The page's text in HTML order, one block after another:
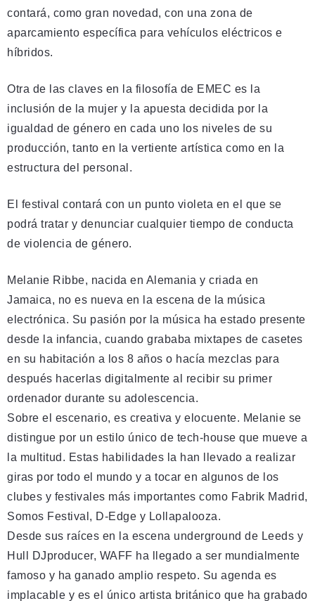
contará, como gran novedad, con una zona de
aparcamiento específica para vehículos eléctricos e
híbridos.
Otra de las claves en la filosofía de EMEC es la
inclusión de la mujer y la apuesta decidida por la
igualdad de género en cada uno los niveles de su
producción, tanto en la vertiente artística como en la
estructura del personal.
El festival contará con un punto violeta en el que se
podrá tratar y denunciar cualquier tiempo de conducta
de violencia de género.
Melanie Ribbe, nacida en Alemania y criada en
Jamaica, no es nueva en la escena de la música
electrónica. Su pasión por la música ha estado presente
desde la infancia, cuando grababa mixtapes de casetes
en su habitación a los 8 años o hacía mezclas para
después hacerlas digitalmente al recibir su primer
ordenador durante su adolescencia.
Sobre el escenario, es creativa y elocuente. Melanie se
distingue por un estilo único de tech-house que mueve a
la multitud. Estas habilidades la han llevado a realizar
giras por todo el mundo y a tocar en algunos de los
clubes y festivales más importantes como Fabrik Madrid,
Somos Festival, D-Edge y Lollapalooza.
Desde sus raíces en la escena underground de Leeds y
Hull DJproducer, WAFF ha llegado a ser mundialmente
famoso y ha ganado amplio respeto. Su agenda es
implacable y es el único artista británico que ha grabado